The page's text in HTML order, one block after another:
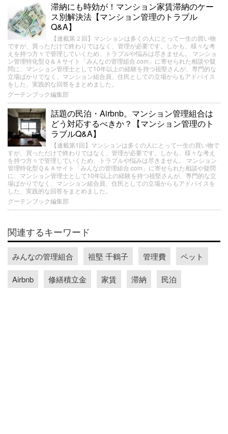
滞納にも時効が！マンション家賃滞納のケー
ス別解決法【マンション管理のトラブル
Q&A】
【連載第２回】マンションは多くの人にとって一生の買い物
ですが、買っただけで終わりではなく、管理が必要です。しかも、様々な考
えを持つ方々で管理していくため、トラブルや悩みは尽きません。 マンショ
ン管理特化型Ｑ＆Ａサイト「みんなの管理組合.com」に寄せられた相談や疑
問に、マンション管理士として10年以上の経験を持つ祖堅さんが、専門的な
立場ばかりでなく、マンション組合員、住民としての立場からもアドバイス
をした、実践的な回答をまとめました。
グーテンブック編集部
話題の民泊・Airbnb。マンション管理組合は
どう対応するべきか？【マンション管理のト
ラブルQ&A】
【連載第1回】マンションは多くの人にとって一生の買い物で
すが、買っただけで終わりではなく、管理が必要です。しかも、様々な考え
を持つ方々で管理していくため、トラブルや悩みは尽きません。 マンション
管理特化型Ｑ＆Ａサイト「みんなの管理組合.com」に寄せられた相談や疑問
に、マンション管理士として10年以上の経験を持つ祖堅さんが、専門的な立
場ばかりでなく、マンション組合員、住民としての立場からもアドバイスを
した、実践的な回答をまとめました。
グーテンブック編集部
関連するキーワード
みんなの管理組合 祖堅 千鶴子 管理費 ペット
Airbnb 修繕積立金 家賃 滞納 民泊